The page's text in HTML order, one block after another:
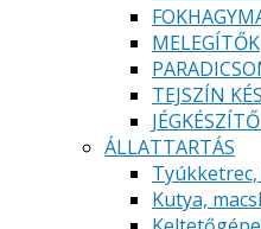
MELEGÍTŐK
TEJSZÍN
ÁLLATTARTÁS
Kutya,